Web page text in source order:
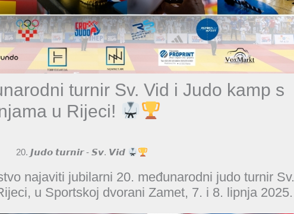
turnir Sv. Vid i Judo kamp s
u Rijeci!
20. 𝙅𝙪𝙙𝙤 𝙩𝙪𝙧𝙣𝙞𝙧 - 𝙎𝙫. 𝙑𝙞𝙙
najaviti jubilarni 20. međunarodni judo turnir Sv.
u Sportskoj dvorani Zamet, 7. i 8. lipnja 2025.